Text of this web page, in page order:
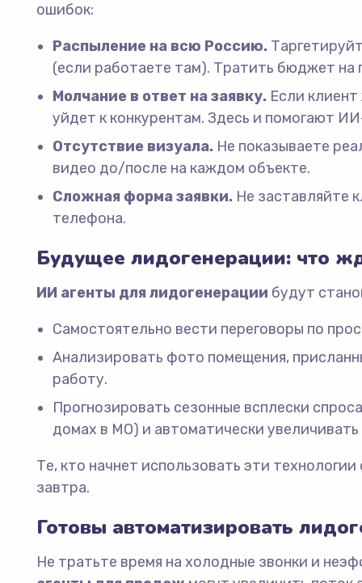
ошибок:
Распыление на всю Россию.
(если работаете там). Тратить бюджет на
Молчание в ответ на заявку. Если
уйдет к конкурентам. Здесь и помогают
Отсутствие визуала. Не показываете
видео до/после на каждом объекте.
Сложная форма заявки. Не заставляйте
телефона.
Будущее лидогенерации: что
ИИ агенты для лидогенерации будут
Самостоятельно вести переговоры по
Анализировать фото помещения,
работу.
Прогнозировать сезонные всплески
домах в МО) и автоматически
Те, кто начнет использовать эти
завтра.
Готовы автоматизировать
Не тратьте время на холодные звонки и